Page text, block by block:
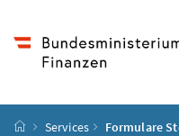
Startseite
Services Formulare